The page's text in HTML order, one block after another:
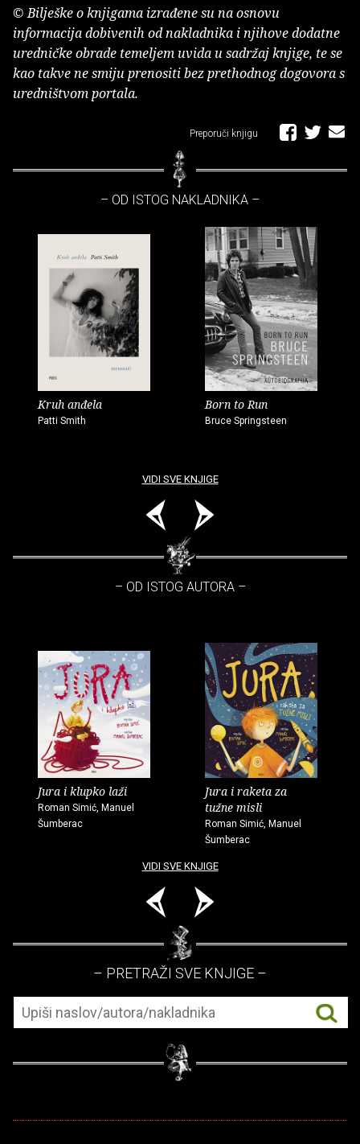
© Bilješke o knjigama izrađene su na osnovu
informacija dobivenih od nakladnika i njihove dodatne
uredničke obrade temeljem uvida u sadržaj knjige, te se
kao takve ne smiju prenositi bez prethodnog dogovora s
uredništvom portala.
Preporuči knjigu
– OD ISTOG NAKLADNIKA –
Kruh anđela
Patti Smith
Born to Run
Bruce Springsteen
VIDI SVE KNJIGE
– OD ISTOG AUTORA –
Jura i klupko laži
Roman Simić, Manuel
Šumberac
Jura i raketa za
tužne misli
Roman Simić, Manuel
Šumberac
VIDI SVE KNJIGE
– PRETRAŽI SVE KNJIGE –